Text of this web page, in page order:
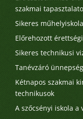
szakmai
Sikeres
Előrehozott
Sikeres technikusi
Tanévzáró ünnepség
Kétnapos szakmai
technikusok
A szőcsényi iskola a